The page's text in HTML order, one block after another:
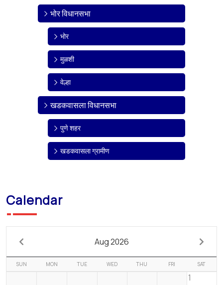
भोर विधानसभा
भोर
मुळशी
वेल्हा
खडकवासला विधानसभा
पुणे शहर
खडकवासला ग्रामीण
Calendar
Aug 2026
SUN MON TUE WED THU FRI SAT
1